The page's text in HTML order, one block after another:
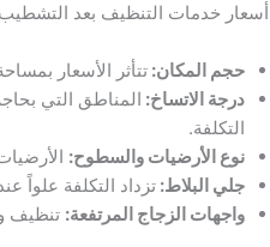
أسعار خدمات التنظيف بعد التشطيب
حجم المكان:تتأثر الأسعار
درجة الاتساخ: المناطق التي
التكلفة.
نوع الأرضيات والسطوح:
جلي البلاط:تزداد التكلفة علواً
واجهات الزجاج المرتفعة: تنظيف